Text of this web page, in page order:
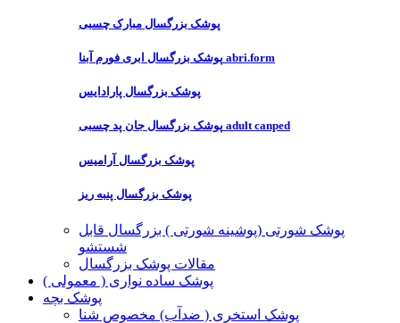
پوشک بزرگسال مبارک چسبی
پوشک بزرگسال ابری فورم آبنا abri.form
پوشک بزرگسال پارادایس
پوشک بزرگسال جان پد چسبی adult canped
پوشک بزرگسال آرامیس
پوشک بزرگسال پنبه ریز
پوشک شورتی (پوشینه شورتی ) بزرگسال قابل
شستشو
مقالات پوشک بزرگسال
پوشک ساده نواری ( معمولی )
پوشک بچه
پوشک استخری ( ضدآب) مخصوص شنا